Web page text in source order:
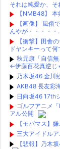
【朗報】賀喜
乃木坂の美人
【朗報】ガチ
【日向坂46】
【日向坂46】
リ・レポま...
【日向坂46】
【日向坂46】
【乃木坂46】
続々！本日の...
【乃木坂46】
つねダン...
【乃木坂46】
貌とは？...
【日向坂46】
身とは？
それは純愛か、
【NMB48】
【画像】 風俗
んやが・・・・・
【衝撃】田舎
ドヤンキーって何
秋元康「自信
←伊藤百花真逆じ
乃木坂46 金川
AKB48 長友彩
日向坂46 17th
ゴルフアニメ
アル公開
【モバマス】
三大アイドル
【悲報】乃木